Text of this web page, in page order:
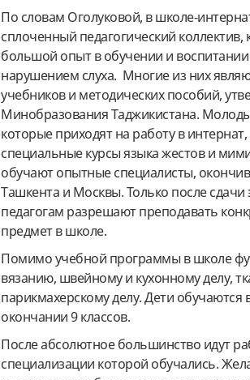
По словам Оголуковой, в школе-
сплоченный педагогический
большой опыт в обучении и воспитании
нарушением слуха. Многие из них
учебников и методических пособий,
Минобразования Таджикистана.
которые приходят на работу в
специальные курсы языка жестов и
обучают опытные специалисты,
Ташкента и Москвы. Только после сдачи
педагогам разрешают преподавать
предмет в школе.
Помимо учебной программы в школе
вязанию, швейному и кухонному делу,
парикмахерскому делу. Дети обучаются
окончании 9 классов.
После абсолютное большинство идут
специализации которой обучались.